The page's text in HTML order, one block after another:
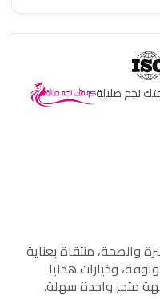
نجم صلالة
والصحة، منتقاة بعناية
وخيارات هدايا
متجر واحدة سهلة.